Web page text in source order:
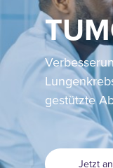
gestützte
Jetzt